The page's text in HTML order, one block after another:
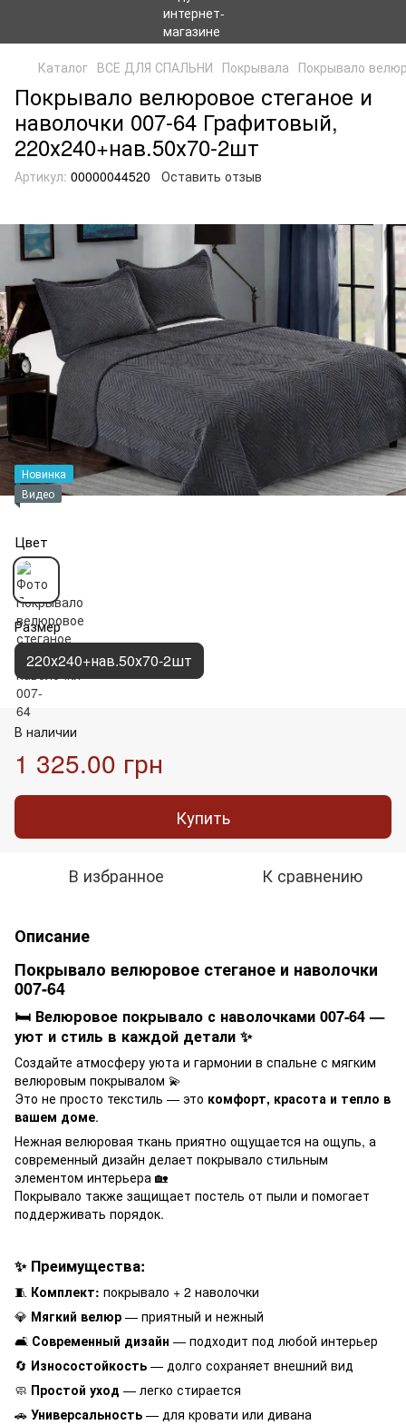
Каталог ВСЕ ДЛЯ СПАЛЬНИ Покрывала Покрывало
Покрывало велюровое стеганое и
наволочки 007-64 Графитовый,
220х240+нав.50х70-2шт
Артикул: 00000044520 Оставить отзыв
Новинка
Видео
Цвет
Размер
220х240+нав.50х70-2шт
В наличии
1 325.00 грн
Купить
В избранное К сравнению
Описание
Покрывало велюровое стеганое и наволочки
007-64
🛏️ Велюровое покрывало с наволочками 007-64 —
уют и стиль в каждой детали ✨
Создайте атмосферу уюта и гармонии в спальне с мягким
велюровым покрывалом 💫
Это не просто текстиль — это комфорт, красота и тепло в
вашем доме.
Нежная велюровая ткань приятно ощущается на ощупь, а
современный дизайн делает покрывало стильным
элементом интерьера 🏡
Покрывало также защищает постель от пыли и помогает
поддерживать порядок.
✨ Преимущества:
🧵 Комплект: покрывало + 2 наволочки
💎 Мягкий велюр — приятный и нежный
🛋️ Современный дизайн — подходит под любой интерьер
🔄 Износостойкость — долго сохраняет внешний вид
🧼 Простой уход — легко стирается
🚗 Универсальность — для кровати или дивана